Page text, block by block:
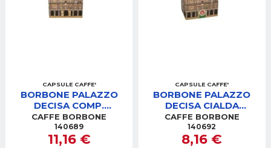
CAPSULE CAFFE'
BORBONE PALAZZO
DECISA COMP.
NESPRESSO 50 PZ.
REBNERAPALAZDEC050N
CAFFE BORBONE
140689
11,16 €
CAPSULE CAFFE'
BORBONE PALAZZO
DECISA CIALDA
CARTADM44 50PZ.
44BNERAPALAZDEC050N
CAFFE BORBONE
140692
8,16 €